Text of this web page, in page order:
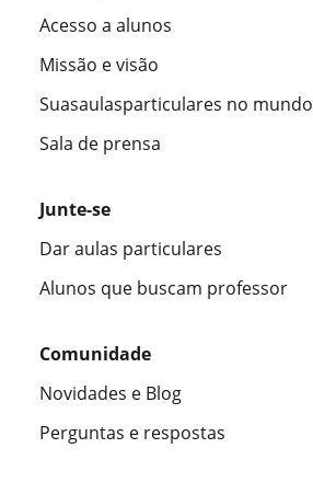
Acesso a alunos
Missão e visão
Suasaulasparticulares no mundo
Sala de prensa
Junte-se
Dar aulas particulares
Alunos que buscam professor
Comunidade
Novidades e Blog
Perguntas e respostas